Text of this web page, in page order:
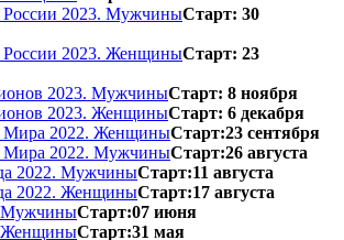
России 2023. МужчиныСтарт: 30
России 2023. ЖенщиныСтарт: 23
2023. МужчиныСтарт: 8 ноября
2023. ЖенщиныСтарт: 6 декабря
Мира 2022. ЖенщиныСтарт:23 сентября
Мира 2022. МужчиныСтарт:26 августа
2022. МужчиныСтарт:11 августа
2022. ЖенщиныСтарт:17 августа
Старт:07 июня
Старт:31 мая